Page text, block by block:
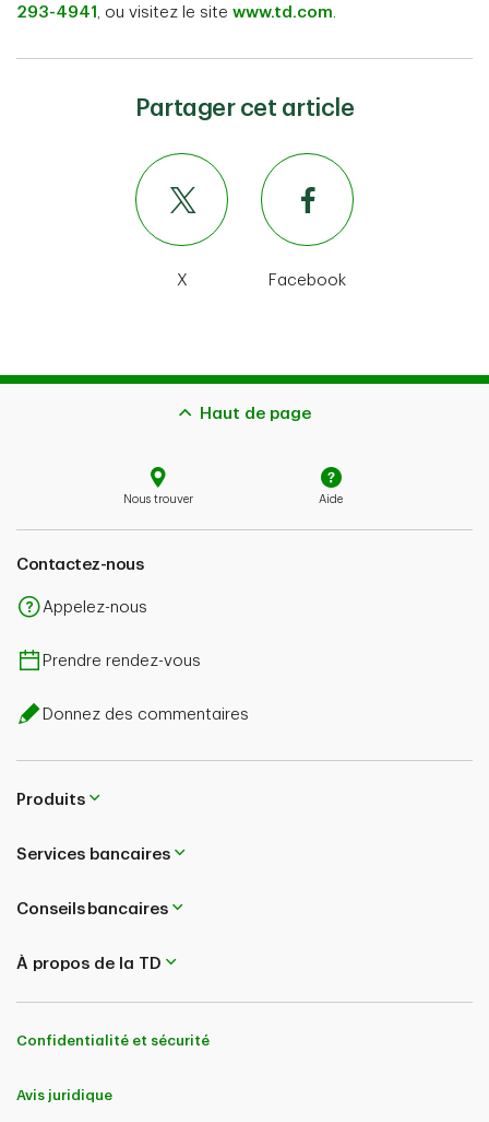
293-4941 , ou visitez le site www.td.com.
Partager cet article
X Facebook
Haut de page
Nous trouver Aide
Contactez-nous
Appelez-nous
Prendre rendez-vous
Donnez des commentaires
Produits
Services bancaires
Conseils bancaires
À propos de la TD
Confidentialité et sécurité
Avis juridique